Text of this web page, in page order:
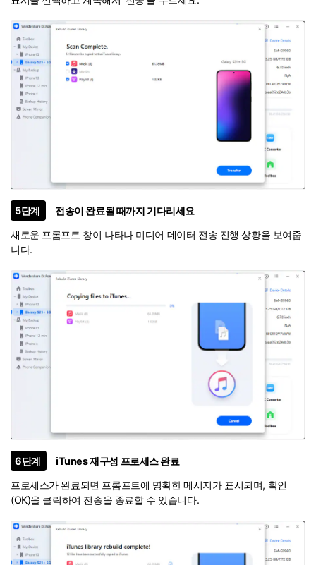
5단계
전송이 완료될 때까지 기다리세요
새로운 프롬프트 창이 나타나 미디어 데이터 전송 진행 상황을 보여줍
니다.
6단계
iTunes 재구성 프로세스 완료
프로세스가 완료되면 프롬프트에 명확한 메시지가 표시되며, 확인
(OK)을 클릭하여 전송을 종료할 수 있습니다.